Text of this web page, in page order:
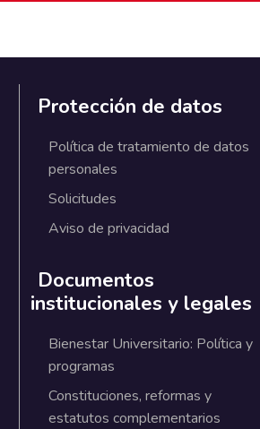
Protección de datos
Política de tratamiento de datos
personales
Solicitudes
Aviso de privacidad
Documentos
institucionales y legales
Bienestar Universitario: Política y
programas
Constituciones, reformas y
estatutos complementarios